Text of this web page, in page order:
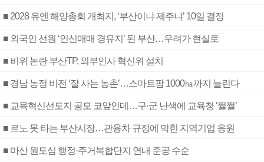
■ 2028 유엔 해양총회 개최지, ‘부산이냐 제주냐’ 10일 결정
■ 외국인 선원 ‘인신매매 경유지’ 된 부산…우려가 현실로
■ 비위 논란 부산TP, 외부인사 혁신위 설치
■ 경남 농정 비전 ‘잘 사는 농촌’…스마트팜 1000㏊까지 늘린다
■ 교육혁신선도지 공모 코앞인데…구·군 난색에 교육청 ‘쩔쩔’
■ 르노 못 타는 부산시장…관용차 규정에 막힌 지역기업 응원
■ 마산 원도심 행정·주거복합단지 연내 준공 수순